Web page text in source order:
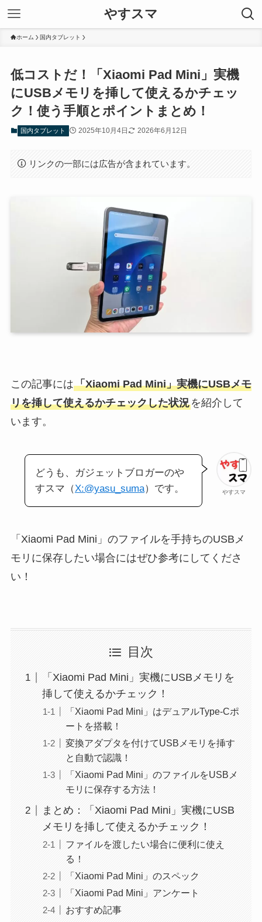
やすスマ
ホーム 国内タブレット
低コストだ！「Xiaomi Pad Mini」実機
にUSBメモリを挿して使えるかチェッ
ク！使う手順とポイントまとめ！
国内タブレット 2025年10月4日 2026年6月12日
リンクの一部には広告が含まれています。
この記事には「Xiaomi Pad Mini」実機にUSBメモ
リを挿して使えるかチェックした状況を紹介して
います。
やすスマ
どうも、ガジェットブロガーのや
すスマ（X:@yasu_suma）です。
「Xiaomi Pad Mini」のファイルを手持ちのUSBメ
モリに保存したい場合にはぜひ参考にしてくださ
い！
目次
「Xiaomi Pad Mini」実機にUSBメモリを
挿して使えるかチェック！
「Xiaomi Pad Mini」はデュアルType-Cポ
ートを搭載！
変換アダプタを付けてUSBメモリを挿す
と自動で認識！
「Xiaomi Pad Mini」のファイルをUSBメ
モリに保存する方法！
まとめ：「Xiaomi Pad Mini」実機にUSB
メモリを挿して使えるかチェック！
ファイルを渡したい場合に便利に使え
る！
「Xiaomi Pad Mini」のスペック
「Xiaomi Pad Mini」アンケート
おすすめ記事